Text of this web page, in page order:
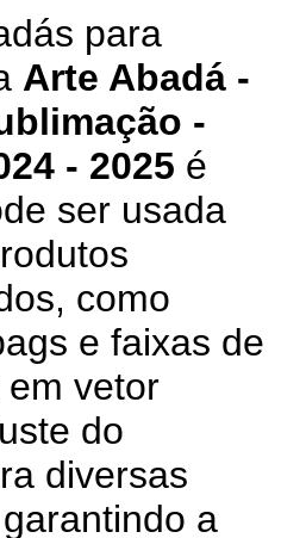
para
Arte Abadá -
-
- 2025 é
ser usada
como
e faixas de
em vetor
do
diversas
a